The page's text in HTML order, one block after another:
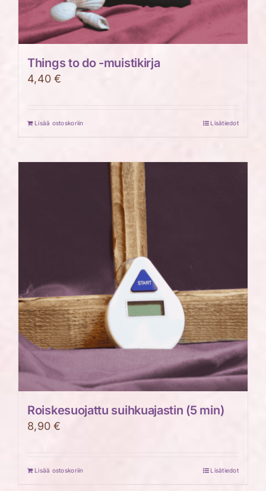
Things to do -muistikirja
4,40€
Lisää ostoskoriin Lisätiedot
Roiskesuojattu suihkuajastin (5 min)
8,90€
Lisää ostoskoriin Lisätiedot